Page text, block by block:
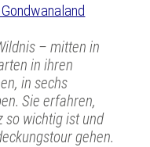
– mitten in
in ihren
in sechs
Sie erfahren,
so wichtig ist und
gehen.